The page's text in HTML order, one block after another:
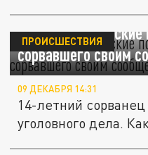
Карма:
сорвавшего своим
ПРОИСШЕСТВИЯ
09 ДЕКАБРЯ 14:31
14-летний
уголовного дела.